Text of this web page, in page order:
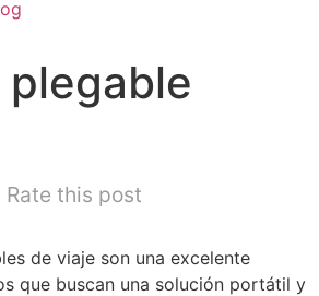
plegable
Rate this post
de viaje son una excelente
que buscan una solución portátil y